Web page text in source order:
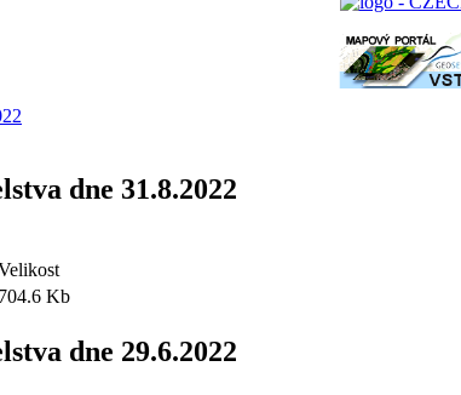
dne 31.8.2022
704.6 Kb
dne 29.6.2022